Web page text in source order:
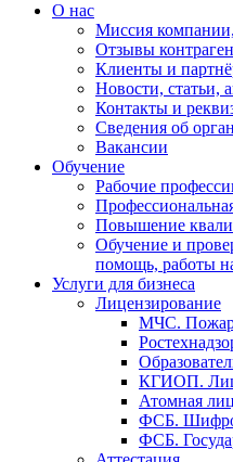
О нас
Миссия
Отзывы
Клиенты и
Новости, статьи,
Контакты и
Сведения об
Вакансии
Обучение
Рабочие
Повышение
Обучение и
помощь, работы
Услуги для бизнеса
Лицензирование
МЧС.
КГИОП.
Атомная
ФСБ.
ФСБ.